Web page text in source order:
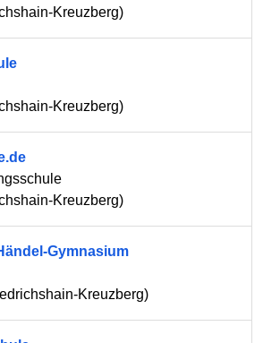
Kreuzberg)
Kreuzberg)
Kreuzberg)
Gymnasium
Kreuzberg)